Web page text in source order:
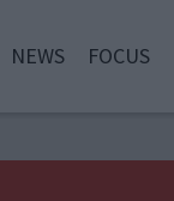
NEWS FOCUS